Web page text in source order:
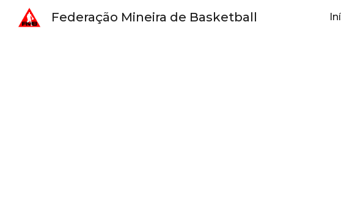
Skip to main
Federação Mineira de Basketball